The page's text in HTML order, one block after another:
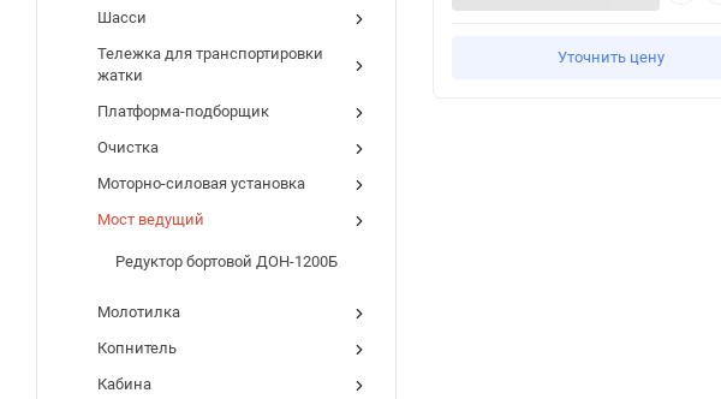
Шасси
Тележка для транспортировки
жатки
Платформа-подборщик
Очистка
Моторно-силовая установка
Мост ведущий
Редуктор бортовой ДОН-1200Б
Молотилка
Копнитель
Кабина
Уточнить цену